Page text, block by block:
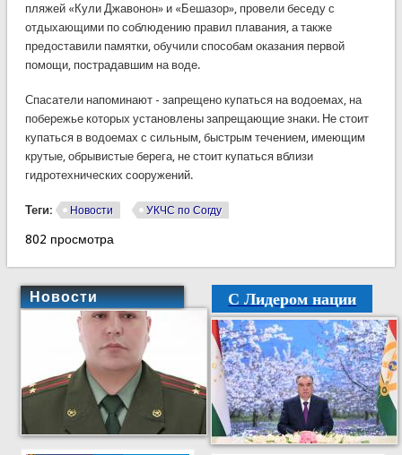
пляжей «Кули Джавонон» и «Бешазор», провели беседу с
отдыхающими по соблюдению правил плавания, а также
предоставили памятки, обучили способам оказания первой
помощи, пострадавшим на воде.
Спасатели напоминают - запрещено купаться на водоемах, на
побережье которых установлены запрещающие знаки. Не стоит
купаться в водоемах с сильным, быстрым течением, имеющим
крутые, обрывистые берега, не стоит купаться вблизи
гидротехнических сооружений.
Теги: Новости УКЧС по Согду
802 просмотра
Новости С Лидером нации